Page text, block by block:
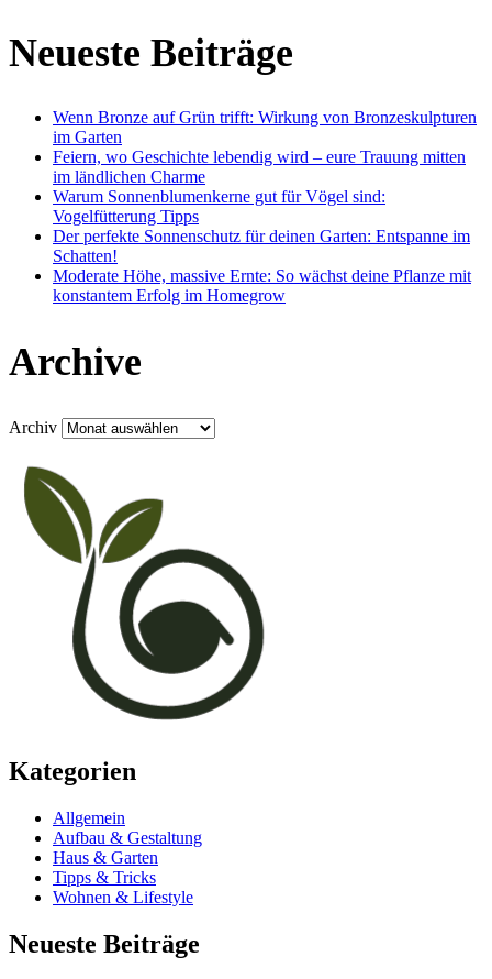
Neueste Beiträge
Wenn Bronze auf Grün trifft: Wirkung von Bronzeskulpturen
im Garten
Feiern, wo Geschichte lebendig wird – eure Trauung mitten
im ländlichen Charme
Warum Sonnenblumenkerne gut für Vögel sind:
Vogelfütterung Tipps
Der perfekte Sonnenschutz für deinen Garten: Entspanne im
Schatten!
Moderate Höhe, massive Ernte: So wächst deine Pflanze mit
konstantem Erfolg im Homegrow
Archive
Archiv
Kategorien
Allgemein
Aufbau & Gestaltung
Haus & Garten
Tipps & Tricks
Wohnen & Lifestyle
Neueste Beiträge